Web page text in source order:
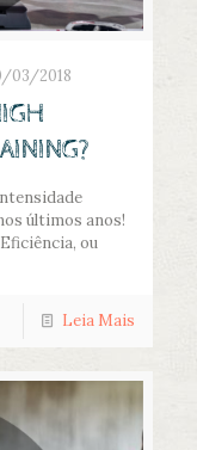
03/2018
últimos anos!
ou
Leia Mais